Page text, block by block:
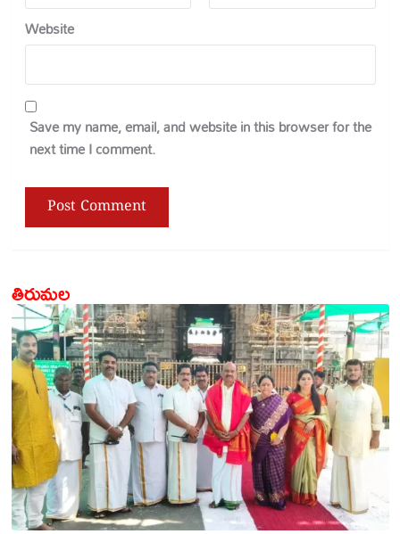
Website
Save my name, email, and website in this browser for the
next time I comment.
తిరుమల